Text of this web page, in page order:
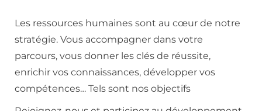
Les ressources humaines sont au cœur de notre
stratégie. Vous accompagner dans votre
parcours, vous donner les clés de réussite,
enrichir vos connaissances, développer vos
compétences… Tels sont nos objectifs